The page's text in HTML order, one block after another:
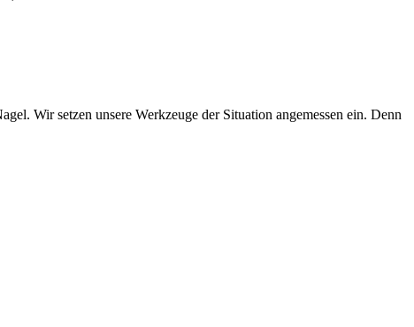
Wir setzen unsere Werkzeuge der Situation angemessen ein. Denn